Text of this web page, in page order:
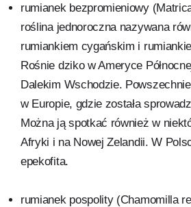
rumianek bezpromieniowy
roślina jednoroczna nazywana
rumiankiem cygańskim i
Rośnie dziko w Ameryce
Dalekim Wschodzie.
w Europie, gdzie została
Można ją spotkać również w
Afryki i na Nowej Zelandii. W
epekofita.
rumianek pospolity (Chamomilla